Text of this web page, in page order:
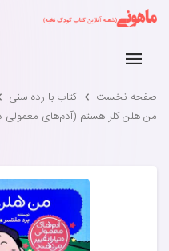
صفحه نخست کتاب با رده سنی
من هلن کلر هستم (آدم‌های معمولی